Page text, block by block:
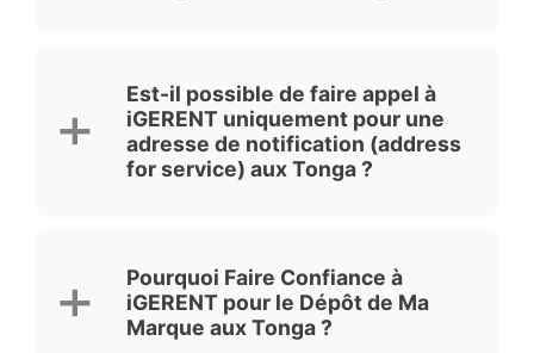
Est-il possible de faire appel à
iGERENT uniquement pour une
adresse de notification (address
for service) aux Tonga ?
Pourquoi Faire Confiance à
iGERENT pour le Dépôt de Ma
Marque aux Tonga ?